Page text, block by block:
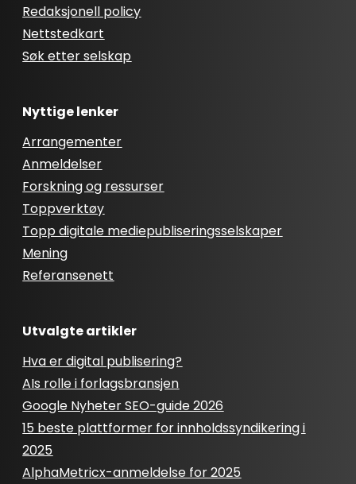
Redaksjonell policy
Nettstedkart
Søk etter selskap
Nyttige lenker
Arrangementer
Anmeldelser
Forskning og ressurser
Toppverktøy
Topp digitale mediepubliseringsselskaper
Mening
Referansenett
Utvalgte artikler
Hva er digital publisering?
AIs rolle i forlagsbransjen
Google Nyheter SEO-guide 2026
15 beste plattformer for innholdssyndikering i
2025
AlphaMetricx-anmeldelse for 2025